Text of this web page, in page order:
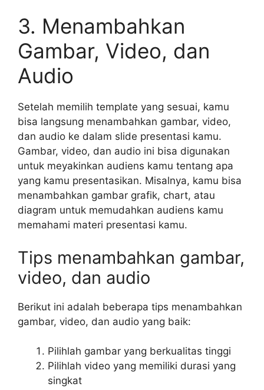
3. Menambahkan
Gambar, Video, dan
Audio
Setelah memilih template yang sesuai, kamu
bisa langsung menambahkan gambar, video,
dan audio ke dalam slide presentasi kamu.
Gambar, video, dan audio ini bisa digunakan
untuk meyakinkan audiens kamu tentang apa
yang kamu presentasikan. Misalnya, kamu bisa
menambahkan gambar grafik, chart, atau
diagram untuk memudahkan audiens kamu
memahami materi presentasi kamu.
Tips menambahkan gambar,
video, dan audio
Berikut ini adalah beberapa tips menambahkan
gambar, video, dan audio yang baik:
Pilihlah gambar yang berkualitas tinggi
Pilihlah video yang memiliki durasi yang
singkat